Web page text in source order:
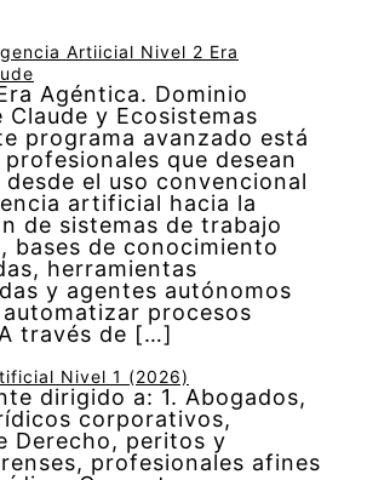
Artiicial Nivel 2 Era
Agéntica. Dominio
Claude y Ecosistemas
programa avanzado está
que desean
el uso convencional
artificial hacia la
de sistemas de trabajo
bases de conocimiento
herramientas
y agentes autónomos
procesos
través de […]
Nivel 1 (2026)
dirigido a: 1. Abogados,
corporativos,
Derecho, peritos y
profesionales afines